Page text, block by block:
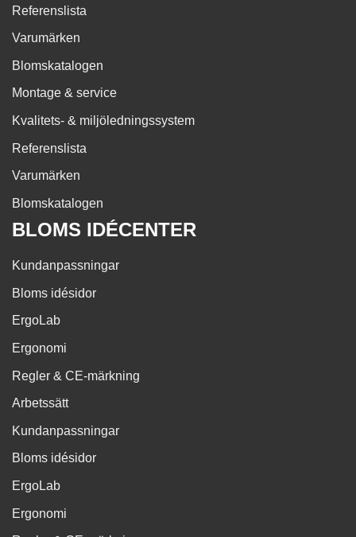
Referenslista
Varumärken
Blomskatalogen
Montage & service
Kvalitets- & miljöledningssystem
Referenslista
Varumärken
Blomskatalogen
BLOMS IDÉCENTER
Kundanpassningar
Bloms idésidor
ErgoLab
Ergonomi
Regler & CE-märkning
Arbetssätt
Kundanpassningar
Bloms idésidor
ErgoLab
Ergonomi